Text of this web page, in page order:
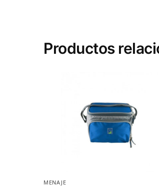
Productos
MENAJE